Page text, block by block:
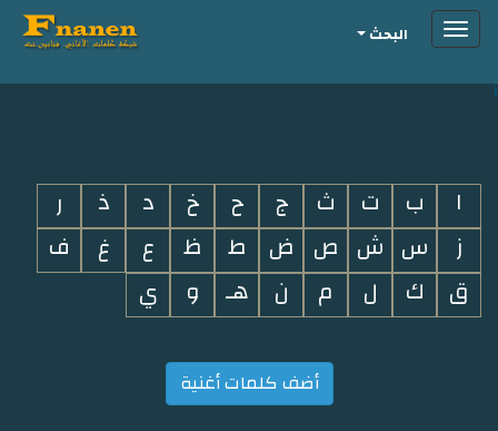
i
Toggleالبحث
ا ب ت ث ج ح خ د ذ
ر
ز
س ش ص ض ط ظ ع غ
ف
ق
ك ل م ن هـ و ي
أضف كلمات أغنية